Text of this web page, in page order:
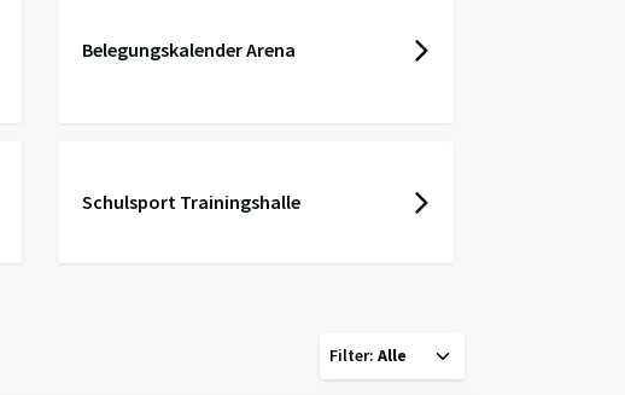
Belegungskalender Arena
Schulsport Trainingshalle
Filter: Alle